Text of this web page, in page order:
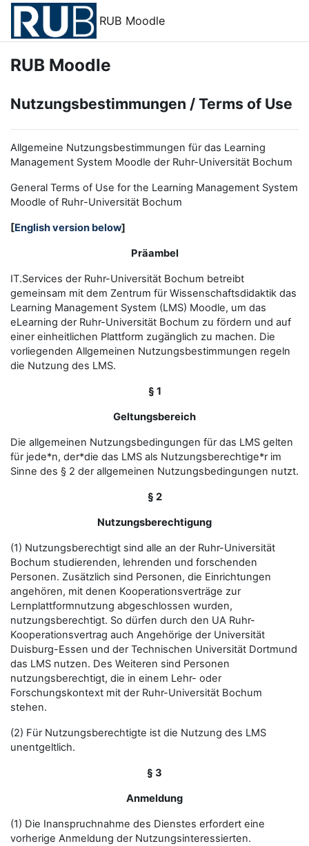
Zum Hauptinhalt
RUB Moodle
RUB Moodle
Nutzungsbestimmungen / Terms of Use
Allgemeine Nutzungsbestimmungen für das Learning
Management System Moodle der Ruhr-Universität Bochum
General Terms of Use for the Learning Management System
Moodle of Ruhr-Universität Bochum
[English version below]
Präambel
IT.Services der Ruhr-Universität Bochum betreibt
gemeinsam mit dem Zentrum für Wissenschaftsdidaktik das
Learning Management System (LMS) Moodle, um das
eLearning der Ruhr-Universität Bochum zu fördern und auf
einer einheitlichen Plattform zugänglich zu machen. Die
vorliegenden Allgemeinen Nutzungsbestimmungen regeln
die Nutzung des LMS.
§ 1
Geltungsbereich
Die allgemeinen Nutzungsbedingungen für das LMS gelten
für jede*n, der*die das LMS als Nutzungsberechtige*r im
Sinne des § 2 der allgemeinen Nutzungsbedingungen nutzt.
§ 2
Nutzungsberechtigung
(1) Nutzungsberechtigt sind alle an der Ruhr-Universität
Bochum studierenden, lehrenden und forschenden
Personen. Zusätzlich sind Personen, die Einrichtungen
angehören, mit denen Kooperationsverträge zur
Lernplattformnutzung abgeschlossen wurden,
nutzungsberechtigt. So dürfen durch den UA Ruhr-
Kooperationsvertrag auch Angehörige der Universität
Duisburg-Essen und der Technischen Universität Dortmund
das LMS nutzen. Des Weiteren sind Personen
nutzungsberechtigt, die in einem Lehr- oder
Forschungskontext mit der Ruhr-Universität Bochum
stehen.
(2) Für Nutzungsberechtigte ist die Nutzung des LMS
unentgeltlich.
§ 3
Anmeldung
(1) Die Inanspruchnahme des Dienstes erfordert eine
vorherige Anmeldung der Nutzungsinteressierten.